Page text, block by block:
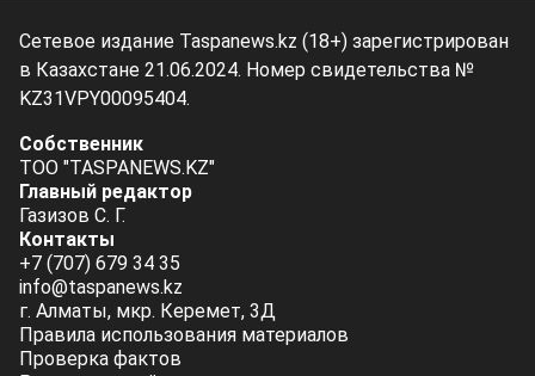
Сетевое издание Taspanews.kz (18+) зарегистрирован
в Казахстане 21.06.2024. Номер свидетельства №
KZ31VPY00095404.
Собственник
ТОО "TASPANEWS.KZ"
Главный редактор
Газизов С. Г.
Контакты
+7 (707) 679 34 35
info@taspanews.kz
г. Алматы, мкр. Керемет, 3Д
Правила использования материалов
Проверка фактов